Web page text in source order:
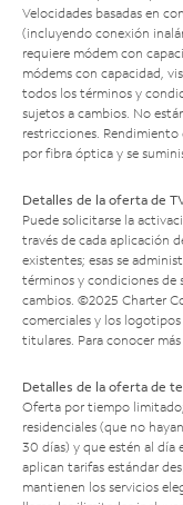
Velocidades basadas en
(incluyendo conexión
requiere módem con
módems con capacidad,
todos los términos y
sujetos a cambios. No
restricciones.
por fibra óptica y se
Detalles de la oferta de
Puede solicitarse la
través de cada aplicación
existentes; esas se
términos y condiciones de
cambios. ©2025 Charter
comerciales y los
titulares. Para conocer
Detalles de la oferta de
Oferta por tiempo
residenciales (que no
30 días) y que estén al día
aplican tarifas estándar
mantienen los servicios